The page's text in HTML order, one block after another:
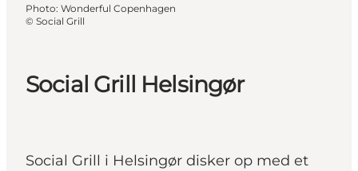
Social Grill Helsingør
Social Grill i Helsingør disker op med et
Photo: Wonderful Copenhagen
© Social Grill